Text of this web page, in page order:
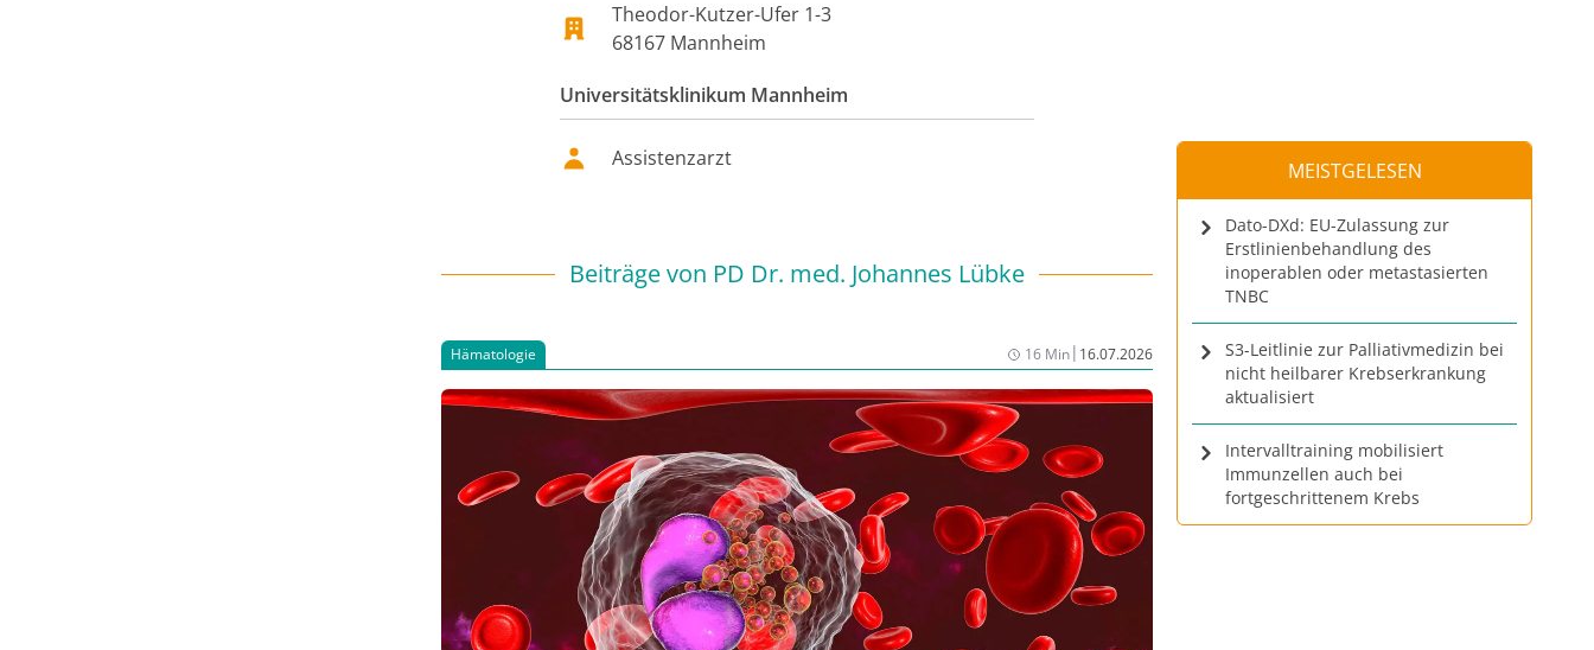
Theodor-Kutzer-Ufer 1-3
68167 Mannheim
Universitätsklinikum Mannheim
Assistenzarzt
Beiträge von PD Dr. med. Johannes Lübke
Hämatologie 16 Min| 16.07.2026
MEISTGELESEN
Dato-DXd: EU-Zulassung zur
Erstlinienbehandlung des
inoperablen oder metastasierten
TNBC
S3-Leitlinie zur Palliativmedizin bei
nicht heilbarer Krebserkrankung
aktualisiert
Intervalltraining mobilisiert
Immunzellen auch bei
fortgeschrittenem Krebs